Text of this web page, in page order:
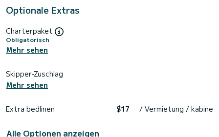
Optionale Extras
Charterpaket
Obligatorisch
Mehr sehen
Skipper-Zuschlag
Mehr sehen
Extra bedlinen $17 / Vermietung / kabine
Alle Optionen anzeigen